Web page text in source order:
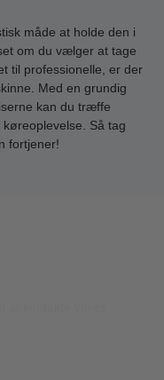
måde at holde den i
om du vælger at tage
til professionelle, er der
Med en grundig
kan du træffe
Så tag
fortjener!